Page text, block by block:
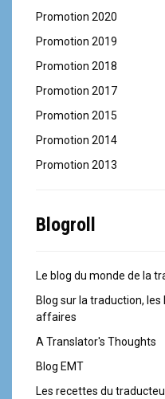
Promotion 2020
Promotion 2019
Promotion 2018
Promotion 2017
Promotion 2015
Promotion 2014
Promotion 2013
Blogroll
Le blog du monde de la
Blog sur la traduction,
affaires
A Translator's Thoughts
Blog EMT
Les recettes du